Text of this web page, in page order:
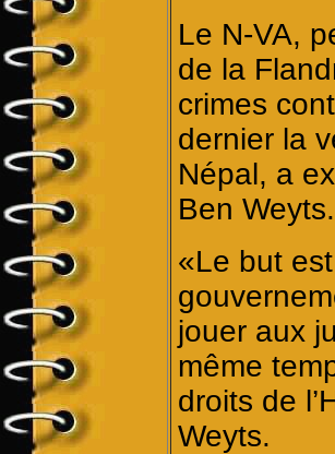
Le N-VA,
de la
crimes
dernier la
Népal, a
Ben Weyts.
«Le but
jouer aux
même
droits de
Weyts.